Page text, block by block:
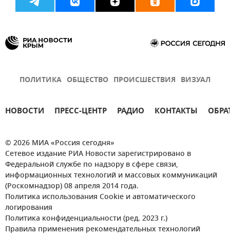
ПОЛИТИКА ОБЩЕСТВО ПРОИСШЕСТВИЯ ВИЗУАЛ
НОВОСТИ ПРЕСС-ЦЕНТР РАДИО КОНТАКТЫ
© 2026 МИА «Россия сегодня»
Сетевое издание РИА Новости зарегистрировано в
Федеральной службе по надзору в сфере связи,
информационных технологий и массовых коммуникаций
(Роскомнадзор) 08 апреля 2014 года.
Политика использования Cookie и автоматического
логирования
Политика конфиденциальности (ред. 2023 г.)
Правила применения рекомендательных технологий